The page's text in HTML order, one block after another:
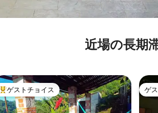
近場の長期
大好評のゲストチョイスです。
ゲストチョイス ゲ
ゲ